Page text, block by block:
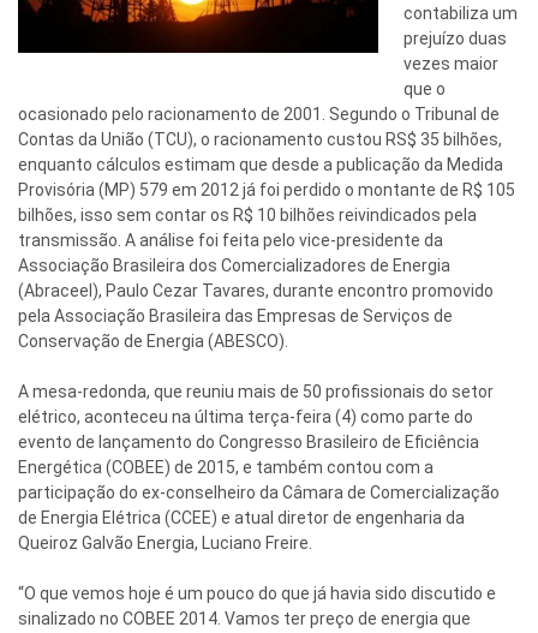
contabiliza um
prejuízo duas
vezes maior
que o
ocasionado pelo racionamento de 2001. Segundo o Tribunal de
Contas da União (TCU), o racionamento custou RS$ 35 bilhões,
enquanto cálculos estimam que desde a publicação da Medida
Provisória (MP) 579 em 2012 já foi perdido o montante de R$ 105
bilhões, isso sem contar os R$ 10 bilhões reivindicados pela
transmissão. A análise foi feita pelo vice-presidente da
Associação Brasileira dos Comercializadores de Energia
(Abraceel), Paulo Cezar Tavares, durante encontro promovido
pela Associação Brasileira das Empresas de Serviços de
Conservação de Energia (ABESCO).
A mesa-redonda, que reuniu mais de 50 profissionais do setor
elétrico, aconteceu na última terça-feira (4) como parte do
evento de lançamento do Congresso Brasileiro de Eficiência
Energética (COBEE) de 2015, e também contou com a
participação do ex-conselheiro da Câmara de Comercialização
de Energia Elétrica (CCEE) e atual diretor de engenharia da
Queiroz Galvão Energia, Luciano Freire.
“O que vemos hoje é um pouco do que já havia sido discutido e
sinalizado no COBEE 2014. Vamos ter preço de energia que